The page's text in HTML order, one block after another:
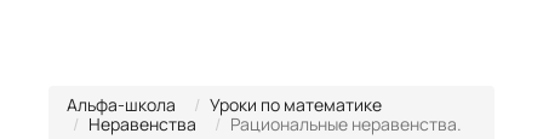
Альфа-школа
Уроки по математике
Неравенства
Рациональные неравенства.